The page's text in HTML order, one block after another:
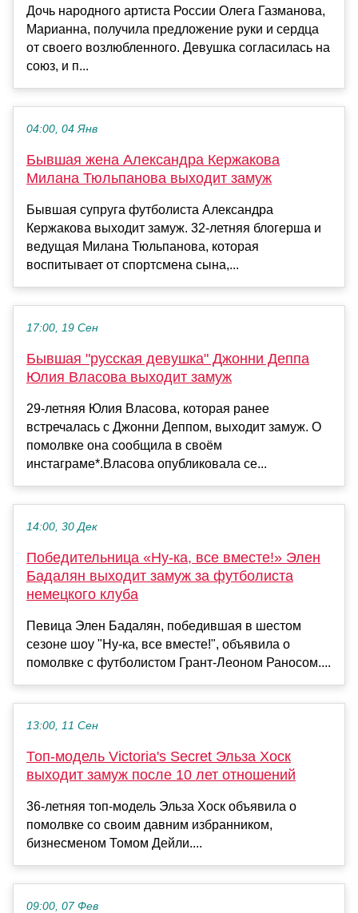
Дочь народного артиста России Олега Газманова,
Марианна, получила предложение руки и сердца
от своего возлюбленного. Девушка согласилась на
союз, и п...
04:00, 04 Янв
Бывшая жена Александра Кержакова
Милана Тюльпанова выходит замуж
Бывшая супруга футболиста Александра
Кержакова выходит замуж. 32-летняя блогерша и
ведущая Милана Тюльпанова, которая
воспитывает от спортсмена сына,...
17:00, 19 Сен
Бывшая "русская девушка" Джонни Деппа
Юлия Власова выходит замуж
29-летняя Юлия Власова, которая ранее
встречалась с Джонни Деппом, выходит замуж. О
помолвке она сообщила в своём
инстаграме*.Власова опубликовала се...
14:00, 30 Дек
Победительница «Ну-ка, все вместе!» Элен
Бадалян выходит замуж за футболиста
немецкого клуба
Певица Элен Бадалян, победившая в шестом
сезоне шоу "Ну-ка, все вместе!", объявила о
помолвке с футболистом Грант-Леоном Раносом....
13:00, 11 Сен
Топ-модель Victoria's Secret Эльза Хоск
выходит замуж после 10 лет отношений
36-летняя топ-модель Эльза Хоск объявила о
помолвке со своим давним избранником,
бизнесменом Томом Дейли....
09:00, 07 Фев